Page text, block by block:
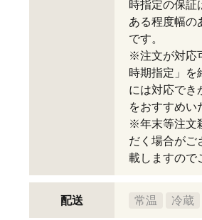
時指定の保証
ある程度幅の
です。
※注文が対応
時期指定」を
には対応でき
をおすすめい
※年末等注文
だく場合がご
載しますので
配送 常温 冷蔵